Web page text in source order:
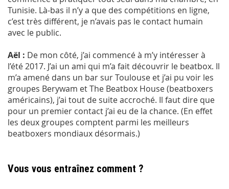
Tunisie. Là-bas il n’y a que des compétitions en ligne,
c’est très différent, je n’avais pas le contact humain
avec le public.
Aël : De mon côté, j’ai commencé à m’y intéresser à
l’été 2017. J’ai un ami qui m’a fait découvrir le beatbox. Il
m’a amené dans un bar sur Toulouse et j’ai pu voir les
groupes Berywam et The Beatbox House (beatboxers
américains), j’ai tout de suite accroché. Il faut dire que
pour un premier contact j’ai eu de la chance. (En effet
les deux groupes comptent parmi les meilleurs
beatboxers mondiaux désormais.)
Vous vous entraînez comment ?